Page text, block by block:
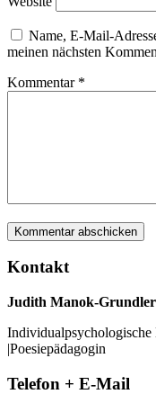
Name, E-Mail-
meinen nächsten
Kommentar *
Kontakt
Judith Manok-Grundler
Individualpsychologische
|Poesiepädagogin
Telefon + E-Mail